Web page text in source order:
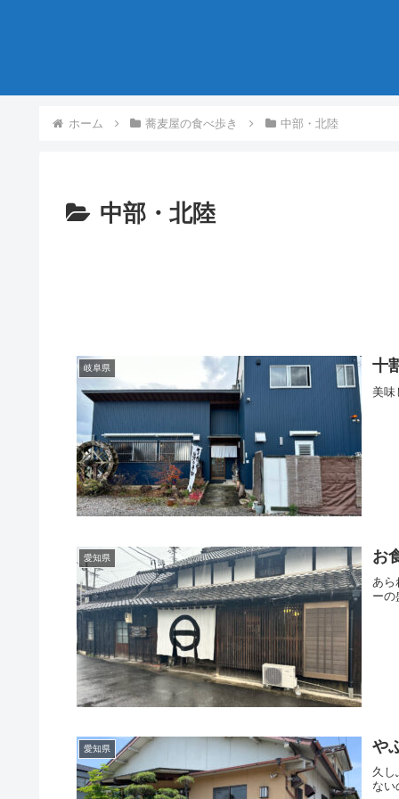
ホーム 蕎麦屋の食べ歩き 中部・北陸
中部・北陸
岐阜県 十
美味
愛知県 お
あら
ーの
愛知県 や
久し
ない